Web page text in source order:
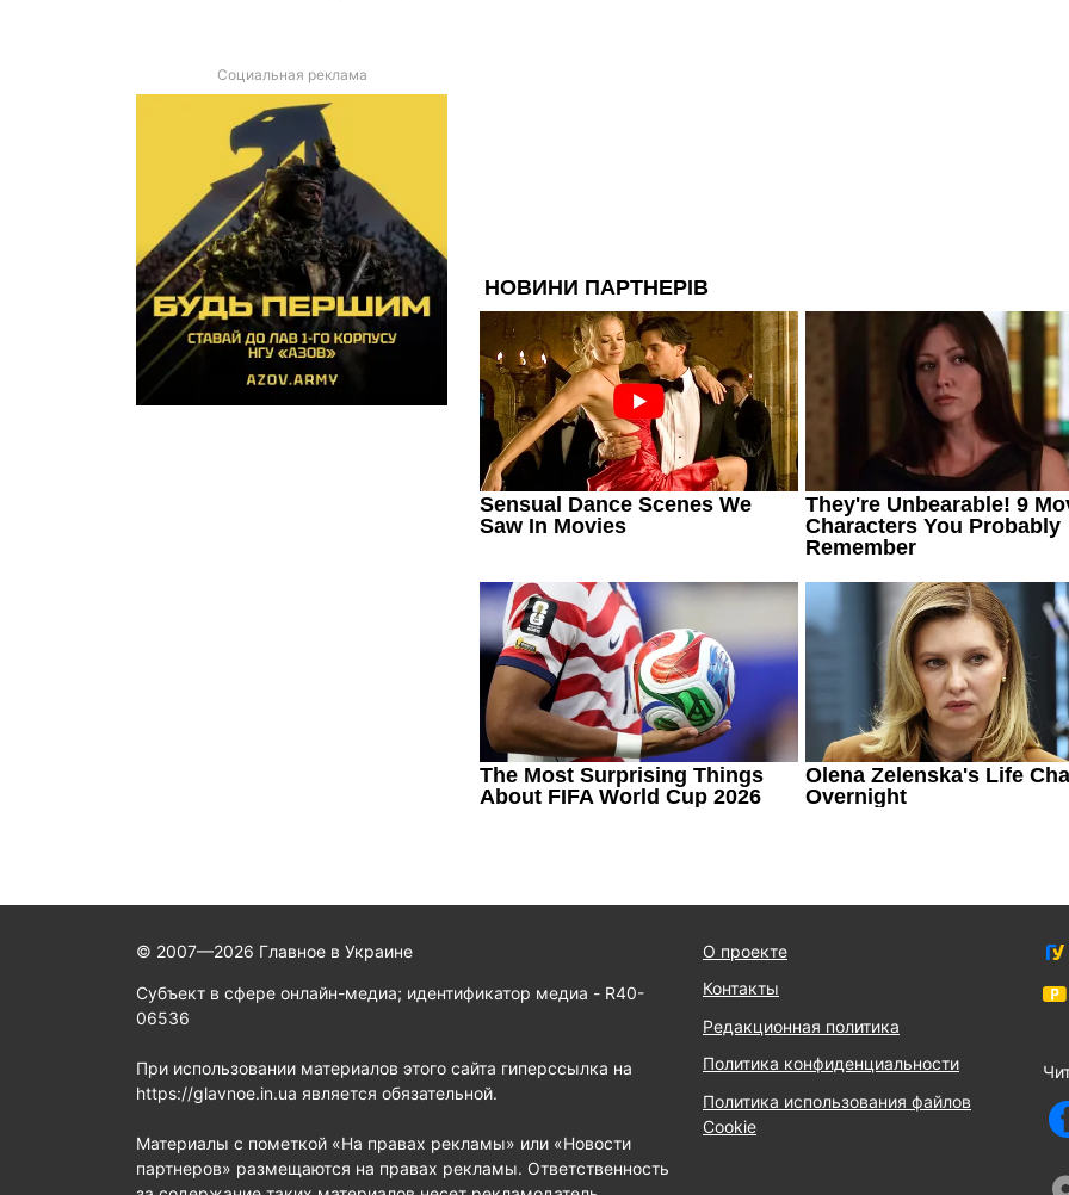
Социальная реклама
© 2007—2026 Главное в Украине
Субъект в сфере онлайн-медиа; идентификатор медиа - R40-
06536
При использовании материалов этого сайта гиперссылка на
https://glavnoe.in.ua является обязательной.
Материалы с пометкой «На правах рекламы» или «Новости
партнеров» размещаются на правах рекламы. Ответственность
О проекте
Контакты
Редакционная политика
Политика конфиденциальности
Политика использования файлов
Cookie